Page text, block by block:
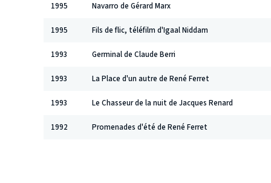
1995 Navarro de Gérard Marx
1995 Fils de flic, téléfilm d'Igaal Niddam
1993 Germinal de Claude Berri
1993 La Place d'un autre de René Ferret
1993 Le Chasseur de la nuit de Jacques Renard
1992 Promenades d'été de René Ferret